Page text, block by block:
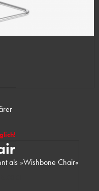
als »Wishbone Chair«